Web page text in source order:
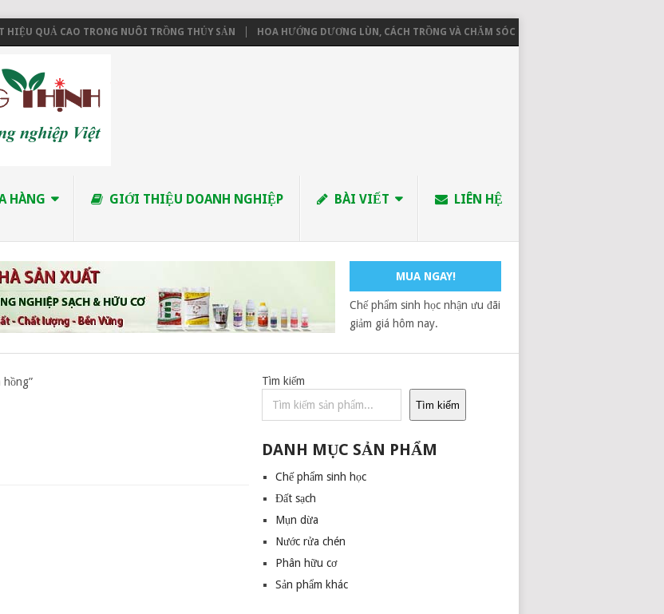
QUẢ CAO TRONG NUÔI TRỒNG THỦY SẢN HOA HƯỚNG DƯƠNG LÙN, CÁCH TRỒNG VÀ CHĂM SÓC
HÀNG GIỚI THIỆU DOANH NGHIỆP BÀI VIẾT LIÊN HỆ
MUA NGAY!
Chế phẩm sinh học nhận ưu đãi
giảm giá hôm nay.
hồng” Tìm kiếm
Tìm kiếm
DANH MỤC SẢN PHẨM
Chế phẩm sinh học
Đất sạch
Mụn dừa
Nước rửa chén
Phân hữu cơ
Sản phẩm khác